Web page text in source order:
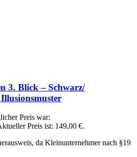
3. Blick – Schwarz/
Preis war:
Preis ist: 149,00 €.
da Kleinunternehmer nach §19